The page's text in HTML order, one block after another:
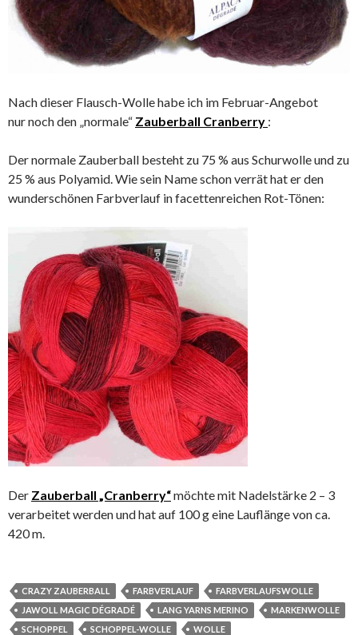
Nach dieser Flausch-Wolle habe ich im Februar-Angebot
nur noch den „normale“ Zauberball Cranberry :
Der normale Zauberball besteht zu 75 % aus Schurwolle und zu
25 % aus Polyamid. Wie sein Name schon verrät hat er den
wunderschönen Farbverlauf in facettenreichen Rot-Tönen:
Der Zauberball „Cranberry“möchte mit Nadelstärke 2 – 3
verarbeitet werden und hat auf 100 g eine Lauflänge von ca.
420 m.
CRAZY ZAUBERBALL FARBVERLAUF
FARBVERLAUFSWOLLE
JAWOLL MAGIC DÉGRADÉ
LANG YARNS MERINO
MARKENWOLLE
SCHOPPEL
SCHOPPEL-WOLLE
WOLLE